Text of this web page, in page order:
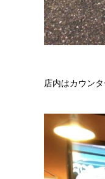
店内はカウン